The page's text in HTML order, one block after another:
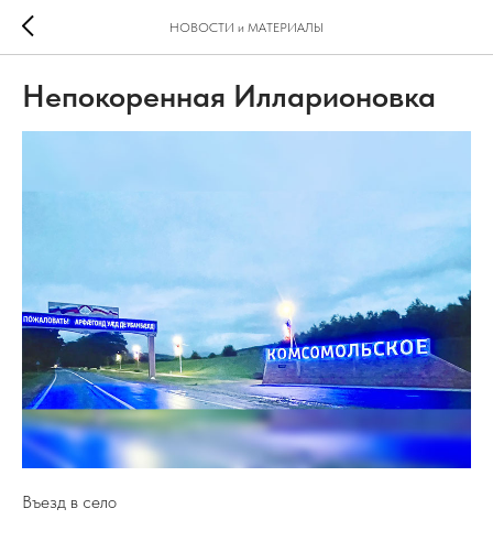
НОВОСТИ и МАТЕРИАЛЫ
Непокоренная Илларионовка
Въезд в село